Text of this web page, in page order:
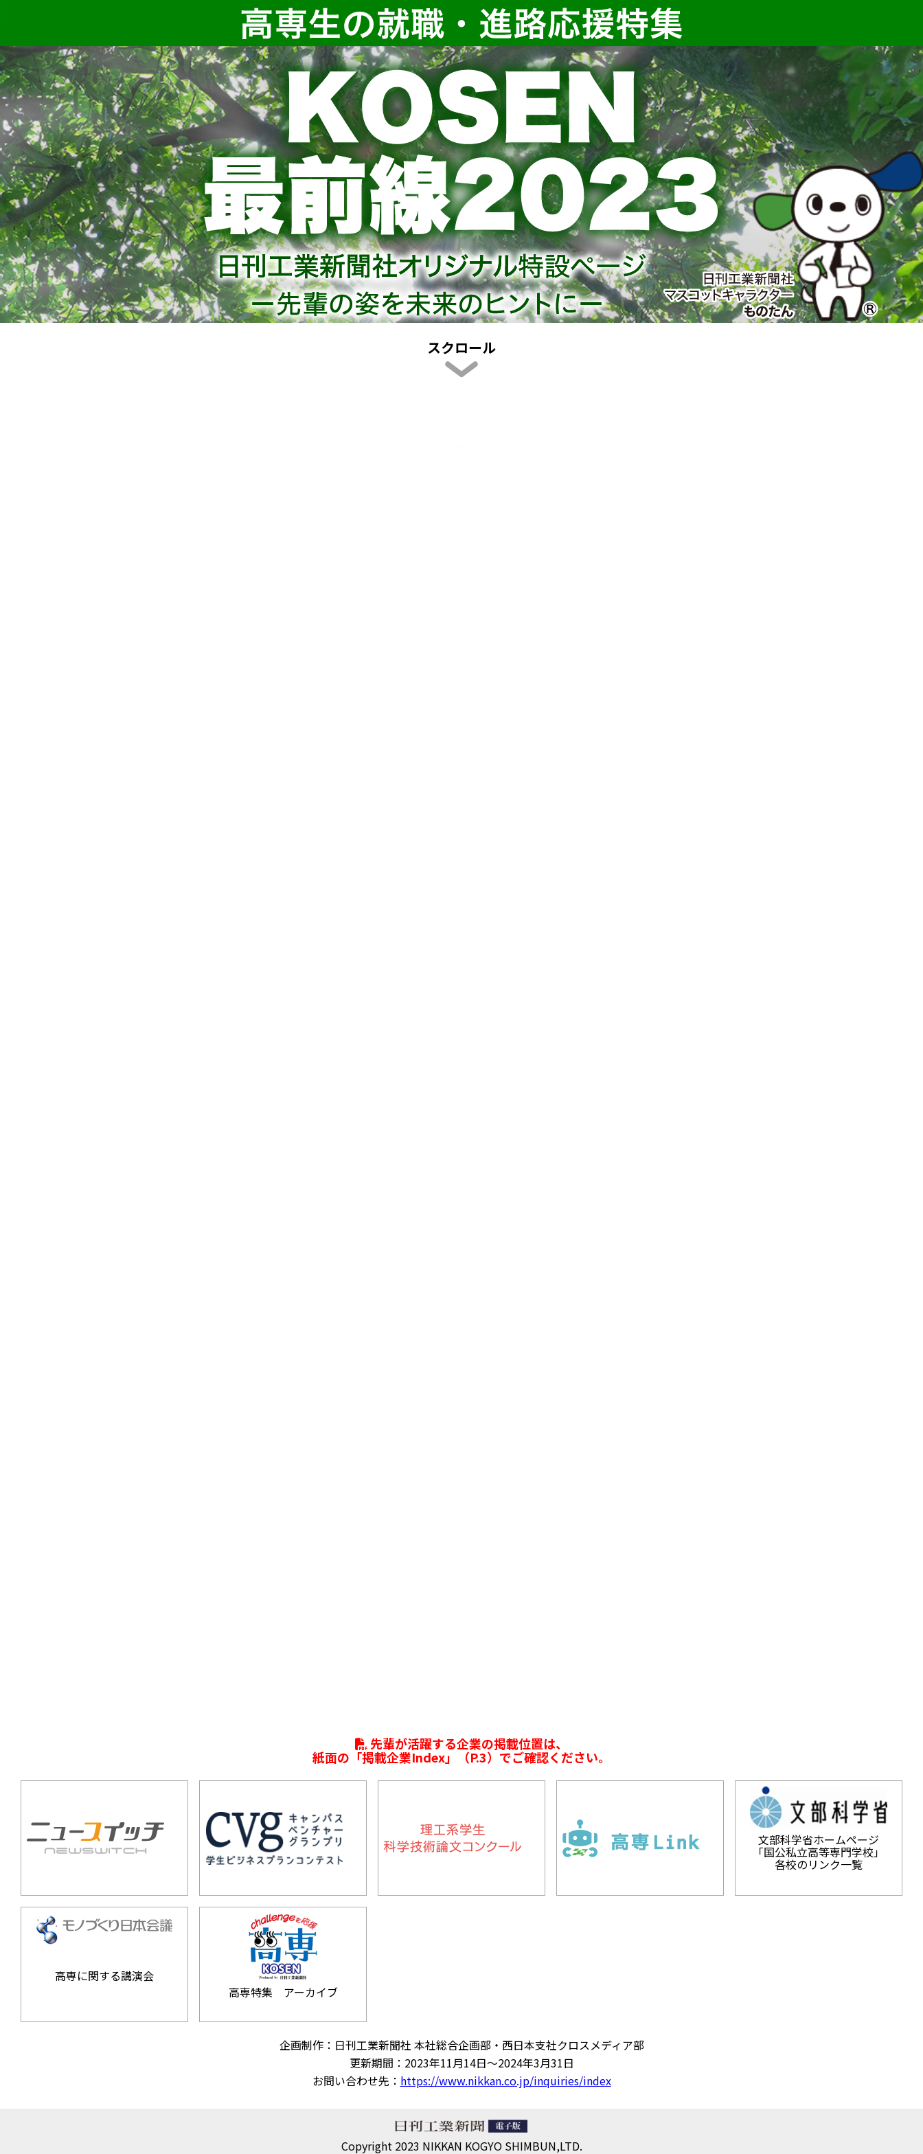
スクロール
先輩が活躍する企業の掲載位置は、
紙面の「掲載企業Index」（P.3）でご確認ください。
文部科学省ホームページ
「国公私立高等専門学校」
各校のリンク一覧
高専に関する講演会
高専特集 アーカイブ
企画制作：日刊工業新聞社 本社総合企画部・西日本支社クロスメディア部
更新期間：2023年11月14日～2024年3月31日
お問い合わせ先： https://www.nikkan.co.jp/inquiries/index
Copyright 2023 NIKKAN KOGYO SHIMBUN,LTD.